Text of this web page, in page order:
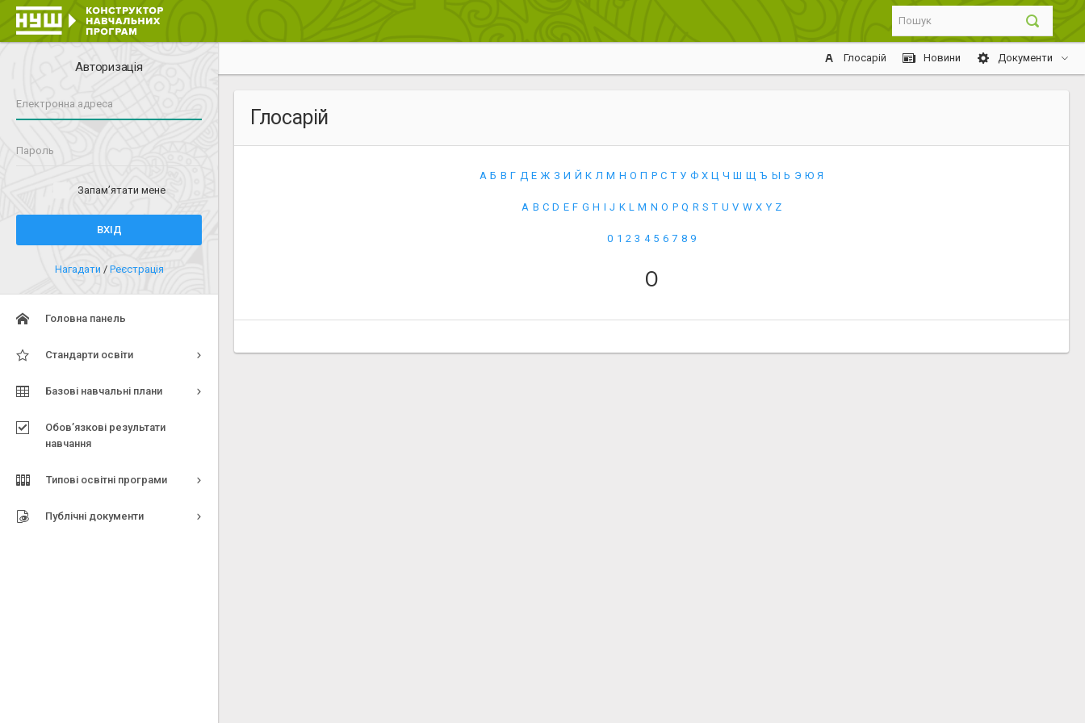
Авторизація
Запам’ятати мене
ВХІД
Нагадати / Реєстрація
Головна панель
Стандарти освіти
Базові навчальні плани
Обов’язкові результати
навчання
Типові освітні програми
Публічні документи
Глосарій Новини Документи
Глосарій
А Б В Г Д Е Ж З И Й К Л М Н О П Р С Т У Ф Х Ц Ч Ш Щ Ъ Ы Ь Э Ю Я
A B C D E F G H I J K L M N O P Q R S T U V W X Y Z
0 1 2 3 4 5 6 7 8 9
О